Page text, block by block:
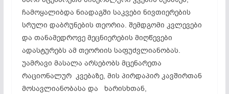
ჩამოყალიბდა ნიადაგში საკვები ნივთიერების
სრული დაბრუნების თეორია. შემდგომი კვლევები
და თანამედროვე მეცნიერების მიღწევები
ადასტურებს ამ თეორიის საფუძვლიანობას.
უამრავი მასალა არსებობს მცენარეთა
რაციონალურ კვებაზე, მის პირდაპირ კავშირთან
მოსავლიანობასა და ხარისხთან,